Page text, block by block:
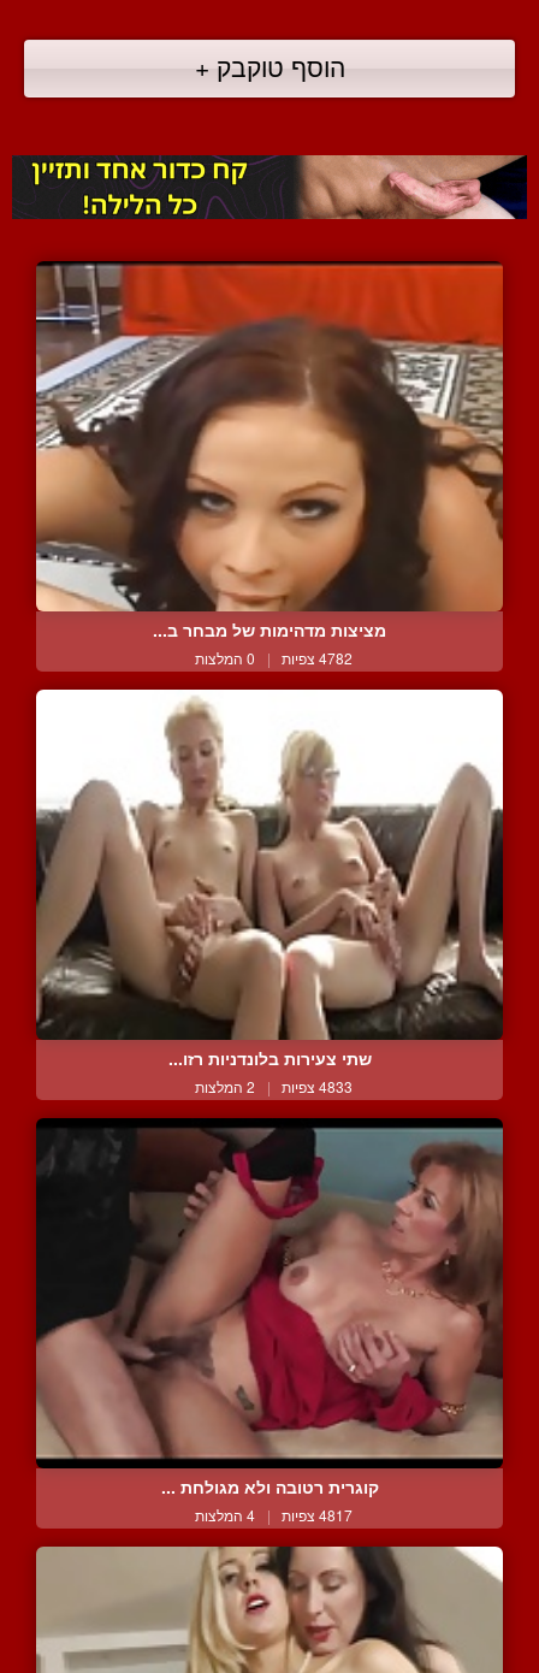
הוסף טוקבק +
מציצות מדהימות של מבחר ב...
4782 צפיות | 0 המלצות
שתי צעירות בלונדניות רזו...
4833 צפיות | 2 המלצות
קוגרית רטובה ולא מגולחת ...
4817 צפיות | 4 המלצות